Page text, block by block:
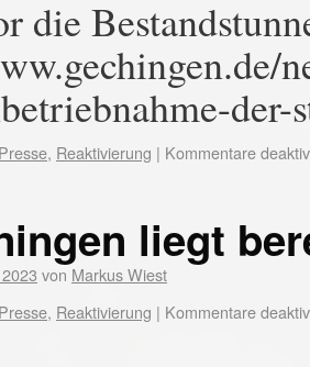
die
Presse, Reaktivierung | Kommentare
liegt
von Markus Wiest
Presse, Reaktivierung | Kommentare